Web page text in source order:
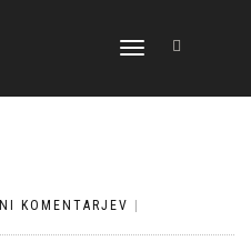
VKLOPI/IZKLOPI
NI KOMENTARJEV